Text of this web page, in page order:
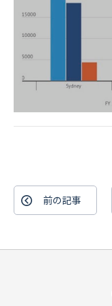
前の記事